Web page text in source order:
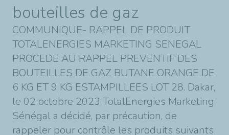
bouteilles de gaz
COMMUNIQUE- RAPPEL DE PRODUIT
TOTALENERGIES MARKETING SENEGAL
PROCEDE AU RAPPEL PREVENTIF DES
BOUTEILLES DE GAZ BUTANE ORANGE DE
6 KG ET 9 KG ESTAMPILLEES LOT 28. Dakar,
le 02 octobre 2023 TotalEnergies Marketing
Sénégal a décidé, par précaution, de
rappeler pour contrôle les produits suivants